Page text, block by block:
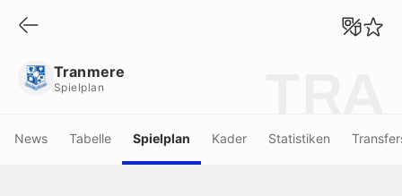
Tranmere
Spielplan
News Tabelle Spielplan Kader Statistiken